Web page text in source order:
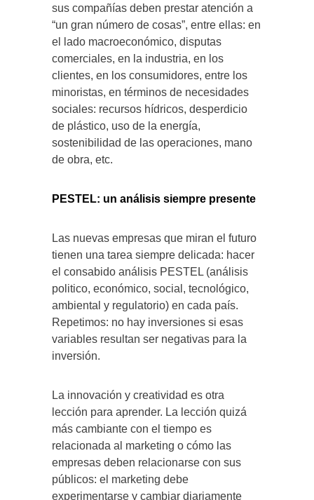
sus compañías deben prestar atención a
“un gran número de cosas”, entre ellas: en
el lado macroeconómico, disputas
comerciales, en la industria, en los
clientes, en los consumidores, entre los
minoristas, en términos de necesidades
sociales: recursos hídricos, desperdicio
de plástico, uso de la energía,
sostenibilidad de las operaciones, mano
de obra, etc.
PESTEL: un análisis siempre presente
Las nuevas empresas que miran el futuro
tienen una tarea siempre delicada: hacer
el consabido análisis PESTEL (análisis
politico, económico, social, tecnológico,
ambiental y regulatorio) en cada país.
Repetimos: no hay inversiones si esas
variables resultan ser negativas para la
inversión.
La innovación y creatividad es otra
lección para aprender. La lección quizá
más cambiante con el tiempo es
relacionada al marketing o cómo las
empresas deben relacionarse con sus
públicos: el marketing debe
experimentarse y cambiar diariamente